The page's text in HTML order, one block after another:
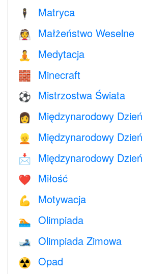
🕴️ Matryca
👰 Małżeństwo Weselne
🧘 Medytacja
🧱 Minecraft
⚽ Mistrzostwa Świata
👩 Międzynarodowy
👱 Międzynarodowy
📩 Międzynarodowy
❤️️ Miłość
💪 Motywacja
🏊 Olimpiada
🎿 Olimpiada Zimowa
☢️ Opad